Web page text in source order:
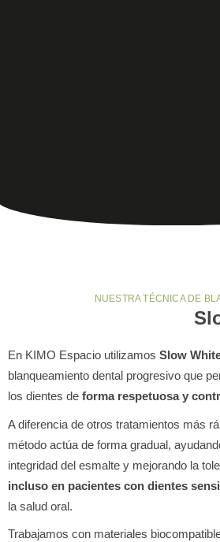
NUESTRA TÉCNICA DE
En KIMO Espacio utilizamos Slow
blanqueamiento dental progresivo que
los dientes de forma respetuosa y
A diferencia de otros tratamientos más
método actúa de forma gradual,
integridad del esmalte y mejorando la
incluso en pacientes con dientes
la salud oral.
Trabajamos con materiales